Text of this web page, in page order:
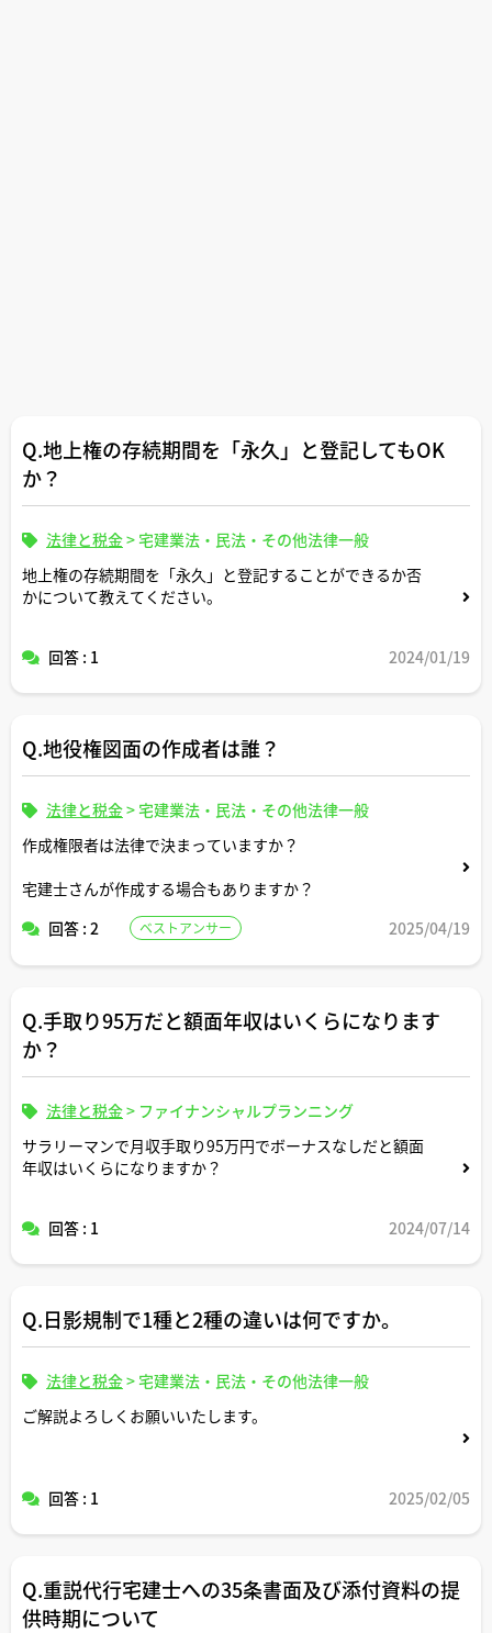
Q.地上権の存続期間を「永久」と登記してもOK
か？
法律と税金>宅建業法・民法・その他法律一般
地上権の存続期間を「永久」と登記することができるか否
かについて教えてください。
回答 : 1 2024/01/19
Q.地役権図面の作成者は誰？
法律と税金>宅建業法・民法・その他法律一般
作成権限者は法律で決まっていますか？
宅建士さんが作成する場合もありますか？
回答 : 2
ベストアンサー 2025/04/19
Q.手取り95万だと額面年収はいくらになります
か？
法律と税金> ファイナンシャルプランニング
サラリーマンで月収手取り95万円でボーナスなしだと額面
年収はいくらになりますか？
回答 : 1 2024/07/14
Q.日影規制で1種と2種の違いは何ですか。
法律と税金>宅建業法・民法・その他法律一般
ご解説よろしくお願いいたします。
回答 : 1 2025/02/05
Q.重説代行宅建士への35条書面及び添付資料の提
供時期について